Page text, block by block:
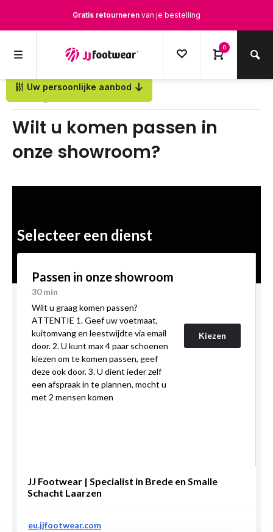
Gratis retourneren van je bestelling
0
Uw persoonlijke aanbod
Wilt u komen passen in
onze showroom?